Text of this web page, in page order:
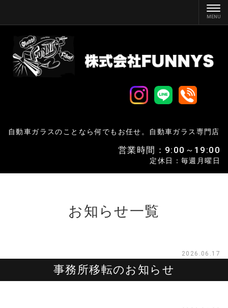
自動車ガラスのことなら何でもお任せ。 自動車ガラス専門店
営業時間：9:00～19:00
定休日：毎週月曜日
お知らせ一覧
2026.06.17
事務所移転のお知らせ